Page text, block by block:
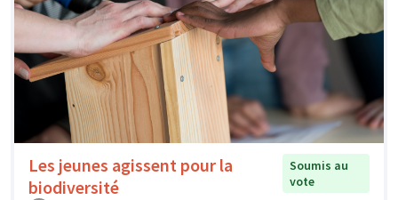
Les jeunes agissent pour la
biodiversité
Soumis au
vote